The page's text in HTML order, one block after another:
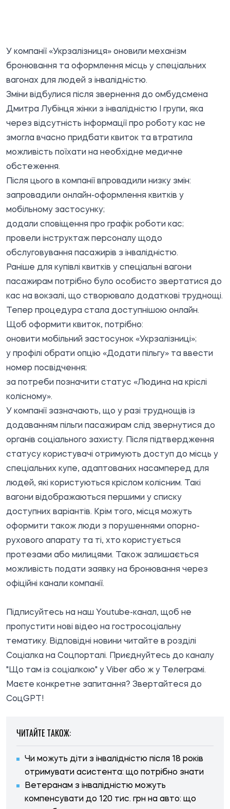
У компанії «Укрзалізниця» оновили механізм
бронювання та оформлення місць у спеціальних
вагонах для людей з інвалідністю.
Зміни відбулися після звернення до омбудсмена
Дмитра Лубінця жінки з інвалідністю І групи, яка
через відсутність інформації про роботу кас не
змогла вчасно придбати квиток та втратила
можливість поїхати на необхідне медичне
обстеження.
Після цього в компанії впровадили низку змін:
запровадили онлайн-оформлення квитків у
мобільному застосунку;
додали сповіщення про графік роботи кас;
провели інструктаж персоналу щодо
обслуговування пасажирів з інвалідністю.
Раніше для купівлі квитків у спеціальні вагони
пасажирам потрібно було особисто звертатися до
кас на вокзалі, що створювало додаткові труднощі.
Тепер процедура стала доступнішою онлайн.
Щоб оформити квиток, потрібно:
оновити мобільний застосунок «Укрзалізниці»;
у профілі обрати опцію «Додати пільгу» та ввести
номер посвідчення;
за потреби позначити статус «Людина на кріслі
колісному».
У компанії зазначають, що у разі труднощів із
додаванням пільги пасажирам слід звернутися до
органів соціального захисту. Після підтвердження
статусу користувачі отримують доступ до місць у
спеціальних купе, адаптованих насамперед для
людей, які користуються кріслом колісним. Такі
вагони відображаються першими у списку
доступних варіантів. Крім того, місця можуть
оформити також люди з порушеннями опорно-
рухового апарату та ті, хто користується
протезами або милицями. Також залишається
можливість подати заявку на бронювання через
офіційні канали компанії.
Підписуйтесь на наш Youtube-канал, щоб не
пропустити нові відео на гостросоціальну
тематику. Відповідні новини читайте в розділі
Соціалка на Соцпорталі. Приєднуйтесь до каналу
"Що там із соціалкою" у Viber або ж у Телеграмі.
Маєте конкретне запитання? Звертайтеся до
СоцGРТ!
ЧИТАЙТЕ ТАКОЖ:
Чи можуть діти з інвалідністю після 18 років
отримувати асистента: що потрібно знати
Ветеранам з інвалідністю можуть
компенсувати до 120 тис. грн на авто: що